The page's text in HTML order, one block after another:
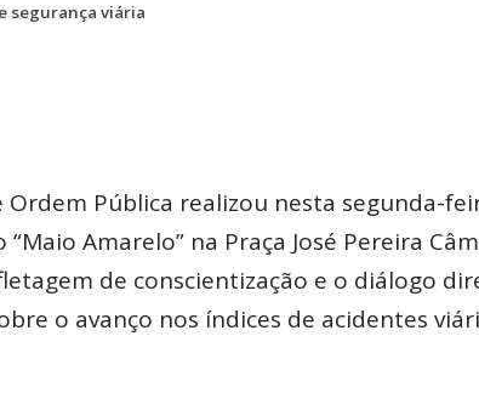
segurança viária
Pública realizou nesta segunda-
Amarelo” na Praça José Pereira
de conscientização e o diálogo
o avanço nos índices de acidentes